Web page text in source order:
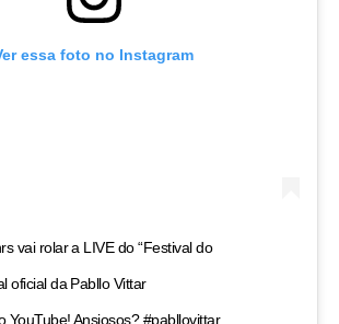
essa foto no Instagram
vai rolar a LIVE do “Festival do
oficial da Pabllo Vittar
YouTube! Ansiosos? #pabllovittar